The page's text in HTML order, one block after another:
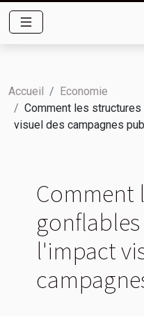
Accueil
Economie
Comment les
visuel des campagnes
Comment
l'impact